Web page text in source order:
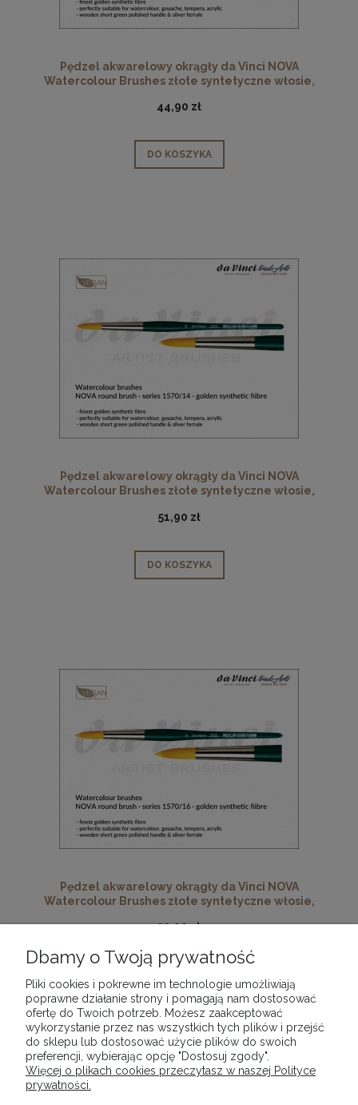
Pędzel akwarelowy okrągły da Vinci NOVA
Watercolour Brushes złote syntetyczne włosie,
44,90 zł
DO KOSZYKA
Pędzel akwarelowy okrągły da Vinci NOVA
Watercolour Brushes złote syntetyczne włosie,
51,90 zł
DO KOSZYKA
Pędzel akwarelowy okrągły da Vinci NOVA
Watercolour Brushes złote syntetyczne włosie,
59,90 zł
« 1 2 »
Dbamy o Twoją prywatność
Pliki cookies i pokrewne im technologie umożliwiają
poprawne działanie strony i pomagają nam dostosować
ofertę do Twoich potrzeb. Możesz zaakceptować
wykorzystanie przez nas wszystkich tych plików i przejść
do sklepu lub dostosować użycie plików do swoich
preferencji, wybierając opcję "Dostosuj zgody".
Więcej o plikach cookies przeczytasz w naszej Polityce
prywatności.